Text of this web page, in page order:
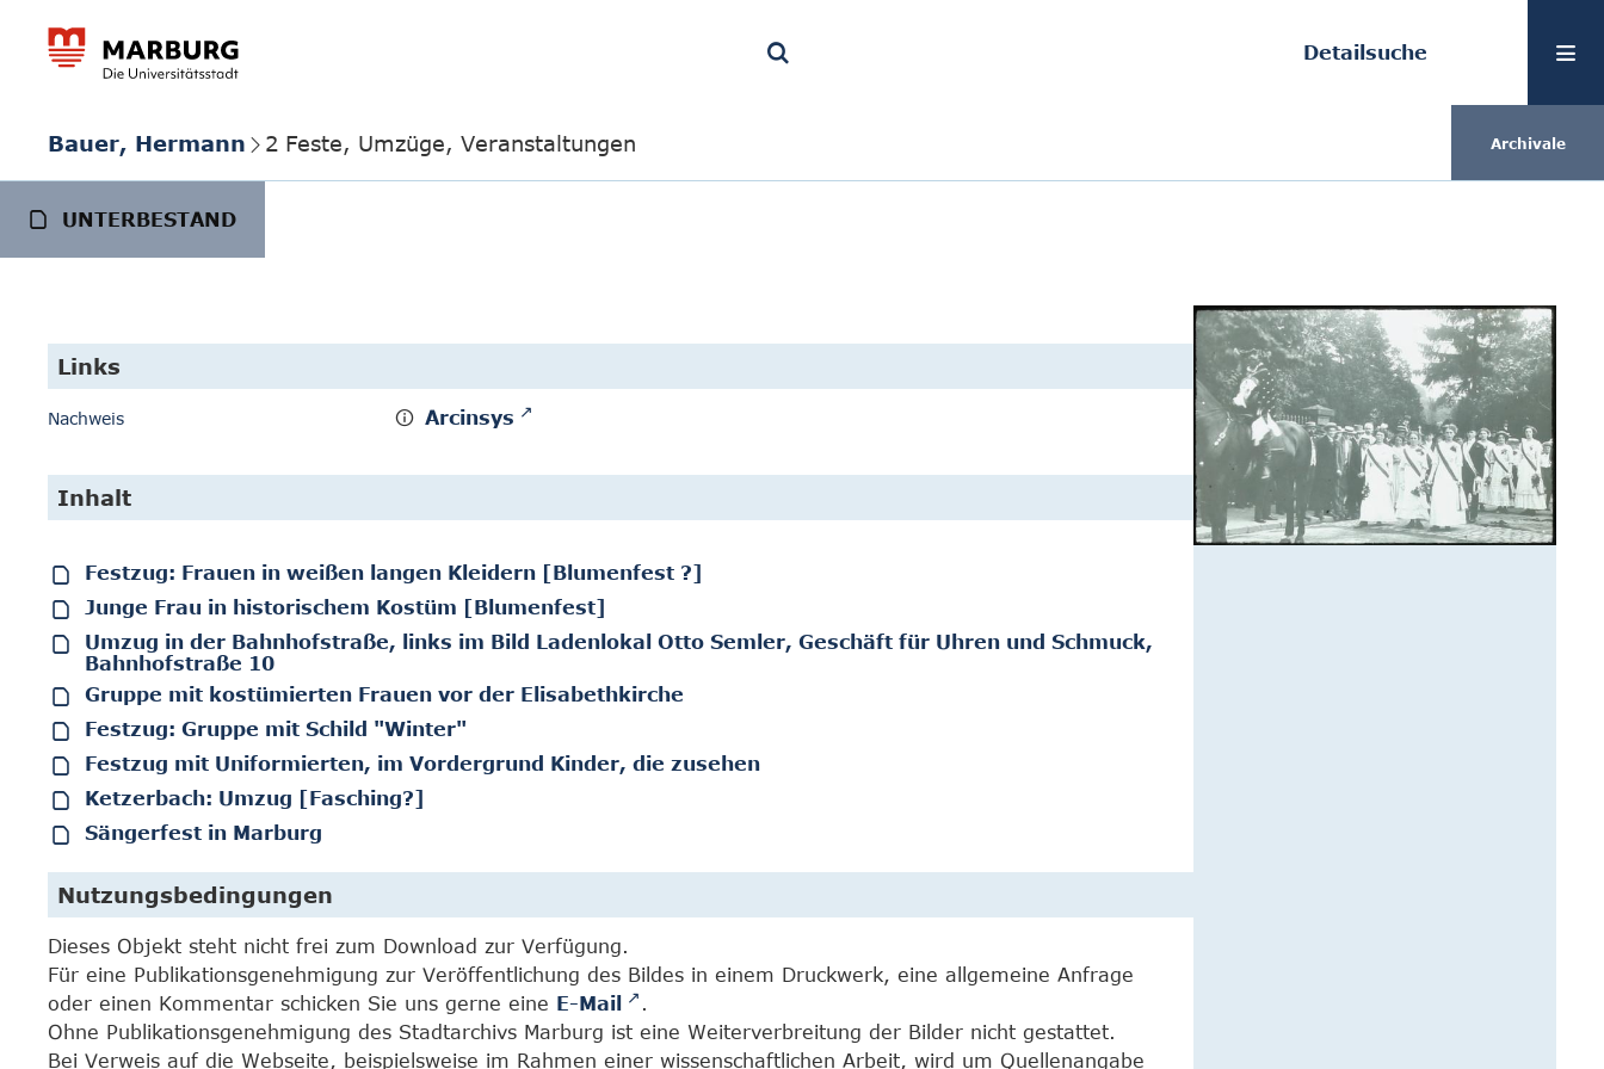
Detailsuche
Bauer, Hermann 2 Feste, Umzüge, Veranstaltungen Archivale
UNTERBESTAND
Links
Nachweis Arcinsys
Inhalt
Festzug: Frauen in weißen langen Kleidern [Blumenfest ?]
Junge Frau in historischem Kostüm [Blumenfest]
Umzug in der Bahnhofstraße, links im Bild Ladenlokal Otto Semler, Geschäft für Uhren und Schmuck,
Bahnhofstraße 10
Gruppe mit kostümierten Frauen vor der Elisabethkirche
Festzug: Gruppe mit Schild "Winter"
Festzug mit Uniformierten, im Vordergrund Kinder, die zusehen
Ketzerbach: Umzug [Fasching?]
Sängerfest in Marburg
Nutzungsbedingungen
Dieses Objekt steht nicht frei zum Download zur Verfügung.
Für eine Publikationsgenehmigung zur Veröffentlichung des Bildes in einem Druckwerk, eine allgemeine Anfrage
oder einen Kommentar schicken Sie uns gerne eine E-Mail
.
Ohne Publikationsgenehmigung des Stadtarchivs Marburg ist eine Weiterverbreitung der Bilder nicht gestattet.
Bei Verweis auf die Webseite, beispielsweise im Rahmen einer wissenschaftlichen Arbeit, wird um Quellenangabe